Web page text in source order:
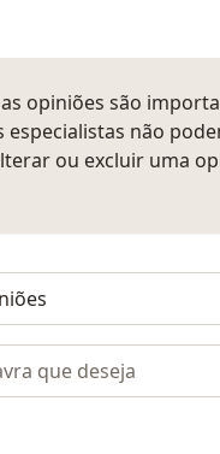
opiniões são
especialistas não
ou excluir uma